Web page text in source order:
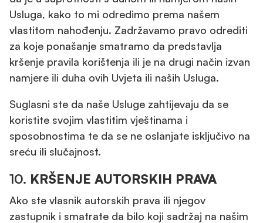
Usluga, kako to mi odredimo prema našem
vlastitom nahođenju. Zadržavamo pravo odrediti
za koje ponašanje smatramo da predstavlja
kršenje pravila korištenja ili je na drugi način izvan
namjere ili duha ovih Uvjeta ili naših Usluga.
Suglasni ste da naše Usluge zahtijevaju da se
koristite svojim vlastitim vještinama i
sposobnostima te da se ne oslanjate isključivo na
sreću ili slučajnost.
10. KRŠENJE AUTORSKIH PRAVA
Ako ste vlasnik autorskih prava ili njegov
zastupnik i smatrate da bilo koji sadržaj na našim